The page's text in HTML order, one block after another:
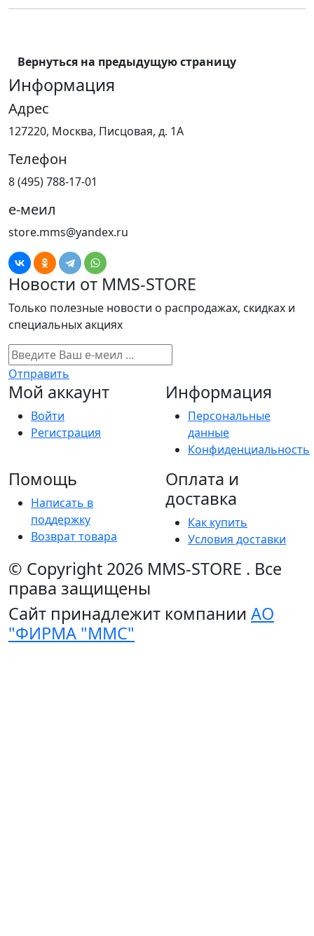
Вернуться на предыдущую страницу
Информация
Адрес
127220, Москва, Писцовая, д. 1А
Телефон
8 (495) 788-17-01
е-меил
store.mms@yandex.ru
Новости от MMS-STORE
Только полезные новости о распродажах, скидках и
специальных акциях
Отправить
Мой аккаунт
Войти
Регистрация
Информация
Персональные
данные
Конфиденциальность
Помощь
Написать в
поддержку
Возврат товара
Оплата и
доставка
Как купить
Условия доставки
© Copyright 2026 MMS-STORE . Все
права защищены
Сайт принадлежит компании АО
"ФИРМА "ММС"